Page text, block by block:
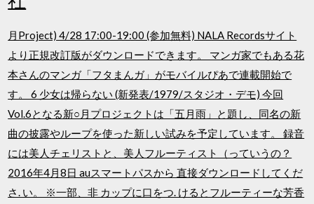
月Project) 4/28 17:00-19:00 (参加無料) NALA Recordsサイト
より正規改訂版がダウンロードできます。 マンガ家でもある花
本さんのマンガ「フタまんガ」がモバイルぴあで連載開始で
す。 6 少女は帰らない (新発表/1979/スタジオ・デモ) 今回
Vol.6となる新○月プロジェクトは「五月雨」と題し、同名の新
曲の披露やループを使った新しい試みを予定しています。 録音
には美人チェリストと、美人フルーティスト（っていうの？
2016年4月8日 auスマートパスから 直接ダウンロードしてくだ
さ. い。 ※一部、非 カップに口をつ. けるとフルーティーな芳香